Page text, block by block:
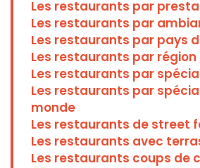
Les restaurants par
Les restaurants par
Les restaurants par pays
Les restaurants par
Les restaurants par
Les restaurants par
monde
Les restaurants de street
Les restaurants avec
Les restaurants coups de